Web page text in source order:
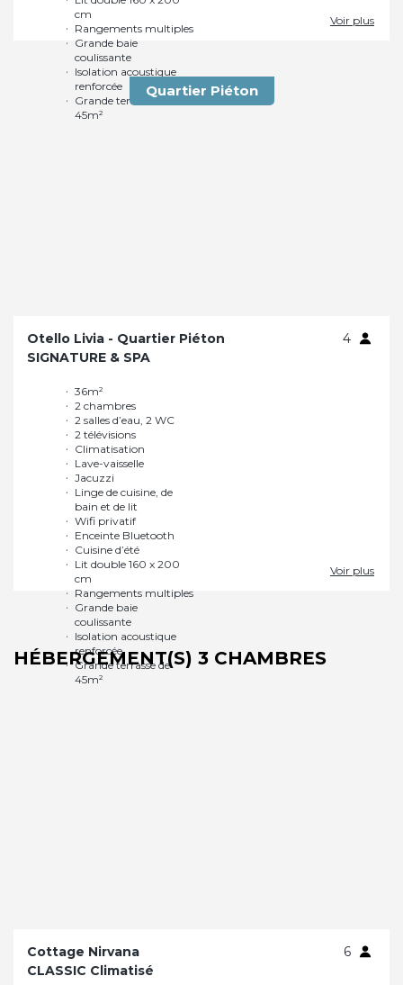
Voir plus
Quartier Piéton
Otello Livia - Quartier Piéton
4
SIGNATURE & SPA
36m²
2 chambres
2 salles d’eau, 2 WC
2 télévisions
Climatisation
Lave-vaisselle
Jacuzzi
Linge de cuisine, de
bain et de lit
Wifi privatif
Enceinte Bluetooth
Voir plus
HÉBERGEMENT(S) 3 CHAMBRES
Cottage Nirvana
6
CLASSIC Climatisé